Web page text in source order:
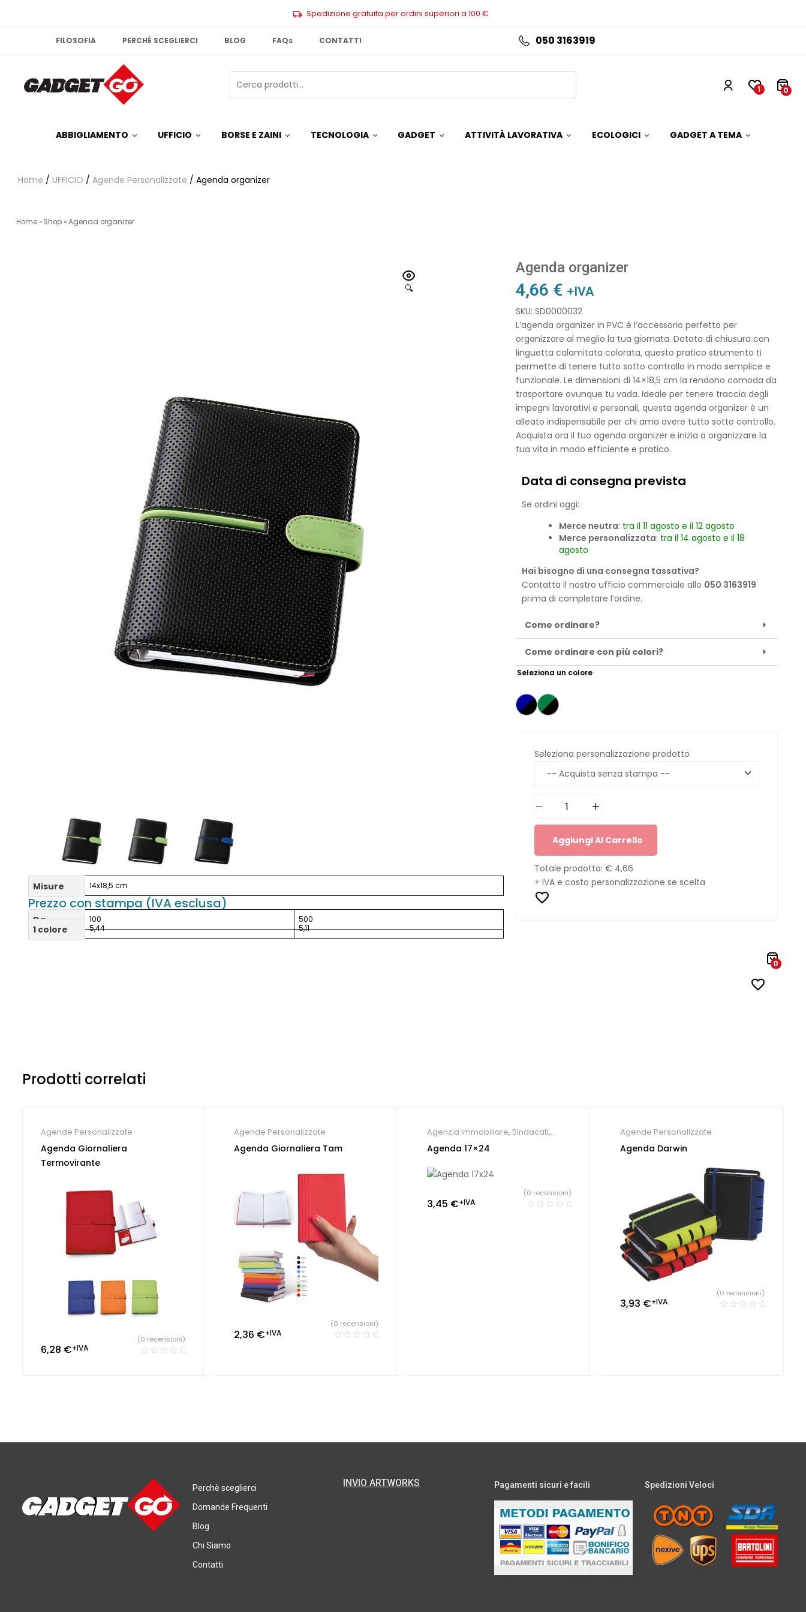
Spedizione gratuita per ordini superiori a 100 €
FILOSOFIA PERCHÈ SCEGLIERCI BLOG FAQs CONTATTI 050 3163919
1 0
ABBIGLIAMENTO UFFICIO BORSE E ZAINI TECNOLOGIA GADGET ATTIVITÀ LAVORATIVA ECOLOGICI GADGET A TEMA
Home / UFFICIO / Agende Personalizzate / Agenda organizer
Home » Shop »Agenda organizer
🔍
Misure 14x18,5 cm
Prezzo con stampa (IVA esclusa)
Da 100 500
1 colore 5,44 5,11
Agenda organizer
4,66 € +IVA
SKU: SD0000032
L’agenda organizer in PVC è l’accessorio perfetto per
organizzare al meglio la tua giornata. Dotata di chiusura con
linguetta calamitata colorata, questo pratico strumento ti
permette di tenere tutto sotto controllo in modo semplice e
funzionale. Le dimensioni di 14×18,5 cm la rendono comoda da
trasportare ovunque tu vada. Ideale per tenere traccia degli
impegni lavorativi e personali, questa agenda organizer è un
alleato indispensabile per chi ama avere tutto sotto controllo.
Acquista ora il tuo agenda organizer e inizia a organizzare la
tua vita in modo efficiente e pratico.
Data di consegna prevista
Se ordini oggi:
Merce neutra: tra il 11 agosto e il 12 agosto
Merce personalizzata: tra il 14 agosto e il 18
agosto
Hai bisogno di una consegna tassativa?
Contatta il nostro ufficio commerciale allo 050 3163919
prima di completare l’ordine.
Come ordinare?
Come ordinare con più colori?
Seleziona un colore
Seleziona personalizzazione prodotto
Aggiungi Al Carrello
Totale prodotto: € 4,66
+ IVA e costo personalizzazione se scelta
0
Prodotti correlati
Agende Personalizzate
Agenda Giornaliera
Termovirante
6,28 €+IVA
(0 recensioni)
Agende Personalizzate
Agenda Giornaliera Tam
2,36 €+IVA
(0 recensioni)
Agenzia immobiliare, Sindacati,
Agende Personalizzate
Agenda 17×24
3,45 €+IVA
(0 recensioni)
Agende Personalizzate
Agenda Darwin
3,93 €+IVA
(0 recensioni)
Perchè sceglierci
Domande Frequenti
Blog
Chi Siamo
Contatti
INVIO ARTWORKS Pagamenti sicuri e facili Spedizioni Veloci